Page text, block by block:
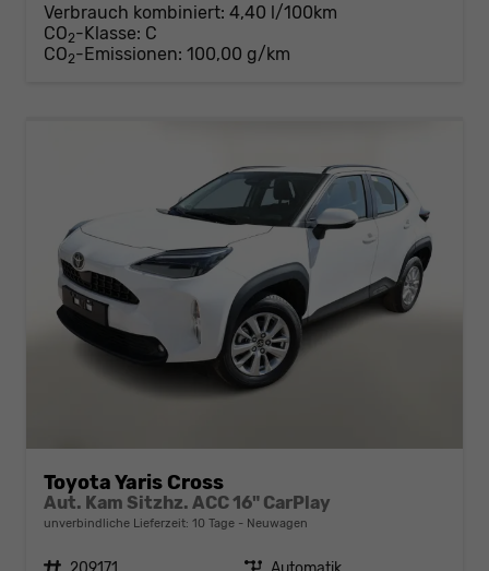
Verbrauch kombiniert: 4,40 l/100km
CO2-Klasse: C
CO2-Emissionen: 100,00 g/km
Toyota Yaris Cross
Aut. Kam Sitzhz. ACC 16" CarPlay
unverbindliche Lieferzeit: 10 Tage Neuwagen